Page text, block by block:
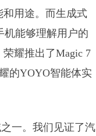
用途。而生成式
机能够理解用户的
耀推出了Magic 7
的YOYO智能体实
一。我们见证了汽